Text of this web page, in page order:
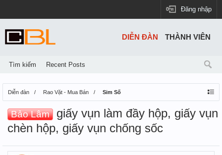
Đăng nhập
Diễn đàn Rao Vặt - Mua Bán Sim Số
Bảo Lâm
giấy vụn làm đầy hộp, giấy vụn
chèn hộp, giấy vụn chống sốc
DIỄN ĐÀN
Tìm kiếm Recent Posts
THÀNH VIÊN